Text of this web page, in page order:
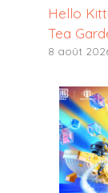
Hello
Tea
8 août